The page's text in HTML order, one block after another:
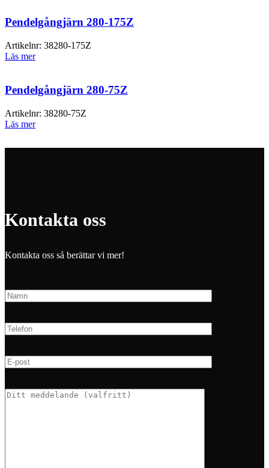
Pendelgångjärn 280-175Z
Artikelnr: 38280-175Z
Läs mer
Pendelgångjärn 280-75Z
Artikelnr: 38280-75Z
Läs mer
Kontakta oss
Kontakta oss så berättar vi mer!